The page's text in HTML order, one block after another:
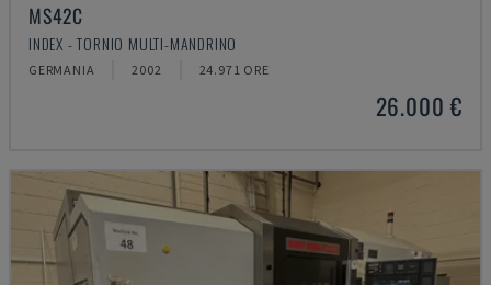
MS42C
INDEX - TORNIO MULTI-MANDRINO
GERMANIA 2002 24.971 ORE
26.000 €